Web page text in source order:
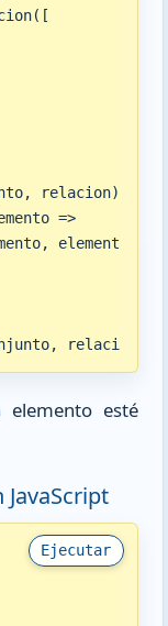
relacion) {
=>
elemento))
relacion));
esté
Ejecutar